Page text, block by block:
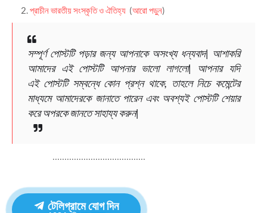
প্রাচীন ভারতীয় সংস্কৃতি ও ঐতিহ্য (আরো পড়ুন)
সম্পূর্ণ পোস্টটি পড়ার জন্য আপনাকে অসংখ্য ধন্যবাদ| আশাকরি
আমাদের এই পোস্টটি আপনার ভালো লাগলো| আপনার যদি
এই পোস্টটি সম্বন্ধে কোন প্রশ্ন থাকে, তাহলে নিচে কমেন্টের
মাধ্যমে আমাদেরকে জানাতে পারেন এবং অবশ্যই পোস্টটি শেয়ার
করে অপরকে জানতে সাহায্য করুন|
.......................................
টেলিগ্রামে যোগ দিন